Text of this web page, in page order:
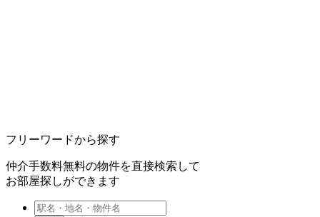
フリーワードから探す
仲介手数料無料の物件を直接検索して
お部屋探しができます